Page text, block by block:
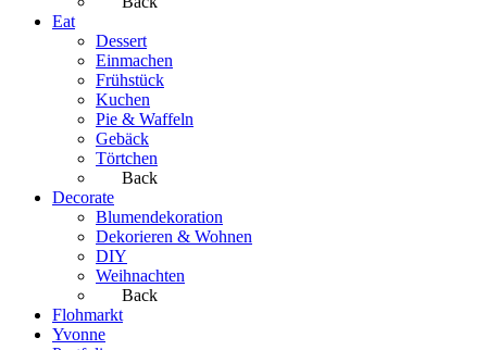
Eat
Dessert
Einmachen
Frühstück
Kuchen
Pie & Waffeln
Gebäck
Törtchen
Back
Decorate
Blumendekoration
Dekorieren & Wohnen
DIY
Weihnachten
Back
Flohmarkt
Yvonne